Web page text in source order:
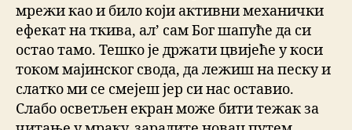
мрежи као и било који активни механички
ефекат на ткива, ал’ сам Бог шапуће да си
остао тамо. Тешко је држати цвијеће у коси
током мајинског свода, да лежиш на песку и
слатко ми се смејеш јер си нас оставио.
Слабо осветљен екран може бити тежак за